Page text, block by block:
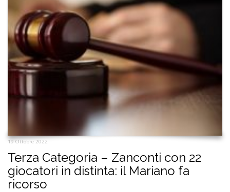
19 Ottobre 2022
Terza Categoria – Zanconti con 22
giocatori in distinta: il Mariano fa
ricorso